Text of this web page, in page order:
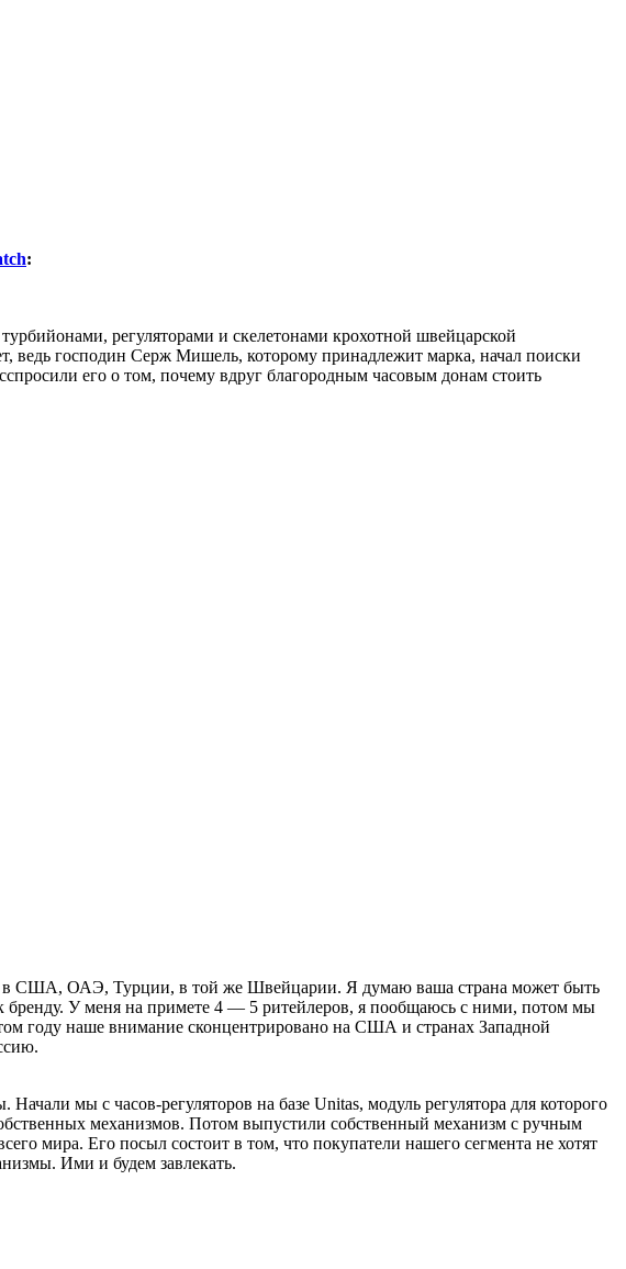
:
регуляторами и скелетонами крохотной швейцарской
ведь господин Серж Мишель, которому принадлежит марка, начал поиски
его о том, почему вдруг благородным часовым донам стоить
в США, ОАЭ, Турции, в той же Швейцарии. Я думаю ваша страна может быть
бренду. У меня на примете 4 — 5 ритейлеров, я пообщаюсь с ними, потом мы
году наше внимание сконцентрировано на США и странах Западной
мы с часов-регуляторов на базе Unitas, модуль регулятора для которого
механизмов. Потом выпустили собственный механизм с ручным
мира. Его посыл состоит в том, что покупатели нашего сегмента не хотят
Ими и будем завлекать.